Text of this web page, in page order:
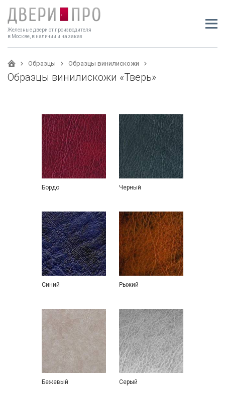
Железные двери от производителя
в Москве, в наличии и на заказ
Образцы Образцы винилискожи
Образцы винилискожи «Тверь»
Бордо Черный
Синий Рыжий
Бежевый Серый